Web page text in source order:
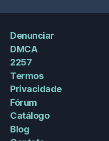
Denunciar
DMCA
2257
Termos
Privacidade
Fórum
Catálogo
Blog